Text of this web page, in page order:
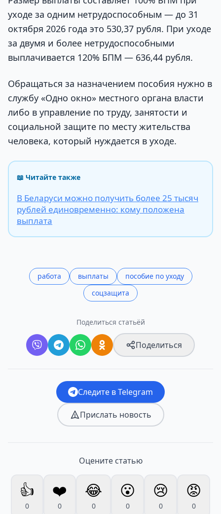
уходе за одним нетрудоспособным — до 31
октября 2026 года это 530,37 рубля. При уходе
за двумя и более нетрудоспособными
выплачивается 120% БПМ — 636,44 рубля.
Обращаться за назначением пособия нужно в
службу «Одно окно» местного органа власти
либо в управление по труду, занятости и
социальной защите по месту жительства
человека, который нуждается в уходе.
📖 Читайте также
В Беларуси можно получить более 25 тысяч
рублей единовременно: кому положена
выплата
работа выплаты
пособие по уходу
соцзащита
Поделиться статьёй
Поделиться
Следите в Telegram
Прислать новость
Оцените статью
👍
0
❤️
0
😂
0
😮
0
😢
0
😡
0